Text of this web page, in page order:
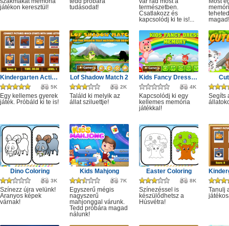
játékon keresztül!
tudásodat!
természetben.
Csatlakozz és
kapcsolódj ki te is!...
magad!
Kindergarten Activity 1
5K
Egy kellemes gyerek
játék. Próbáld ki te is!
Lof Shadow Match 2
2K
Találd ki melyik az
állat sziluettje!
Kids Fancy Dress Memory
4K
Kapcsolódj ki egy
kellemes memória
játékkal!
Segíts
Dino Coloring
3K
Színezz újra velünk!
Aranyos képek
várnak!
Kids Mahjong
7K
Egyszerű mégis
nagyszerű
mahjonggal várunk.
Tedd próbára magad
nálunk!
Easter Coloring
8K
Színezéssel is
készülődhetsz a
Húsvétra!
Tanulj